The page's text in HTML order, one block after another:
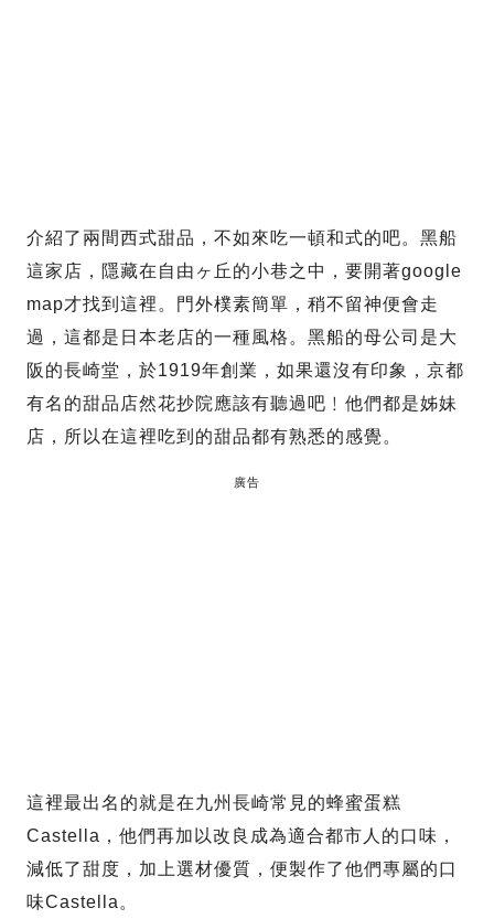
介紹了兩間西式甜品，不如來吃一頓和式的吧。黑船
這家店，隱藏在自由ヶ丘的小巷之中，要開著google
map才找到這裡。門外樸素簡單，稍不留神便會走
過，這都是日本老店的一種風格。黑船的母公司是大
阪的長崎堂，於1919年創業，如果還沒有印象，京都
有名的甜品店然花抄院應該有聽過吧﹗他們都是姊妹
店，所以在這裡吃到的甜品都有熟悉的感覺。
廣告
這裡最出名的就是在九州長崎常見的蜂蜜蛋糕
Castella，他們再加以改良成為適合都市人的口味，
減低了甜度，加上選材優質，便製作了他們專屬的口
味Castella。